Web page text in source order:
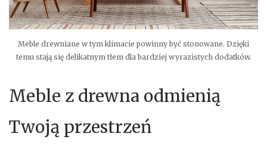
Meble drewniane w tym klimacie powinny być stonowane. Dzięki
temu stają się delikatnym tłem dla bardziej wyrazistych dodatków.
Meble z drewna odmienią
Twoją przestrzeń